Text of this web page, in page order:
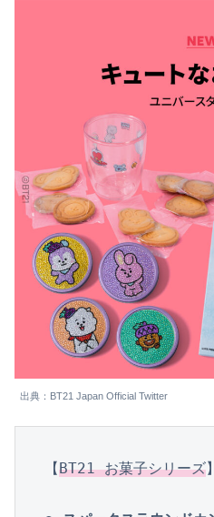
出典：BT21 Japan Official Twitter
【BT21 お菓子シリーズ】